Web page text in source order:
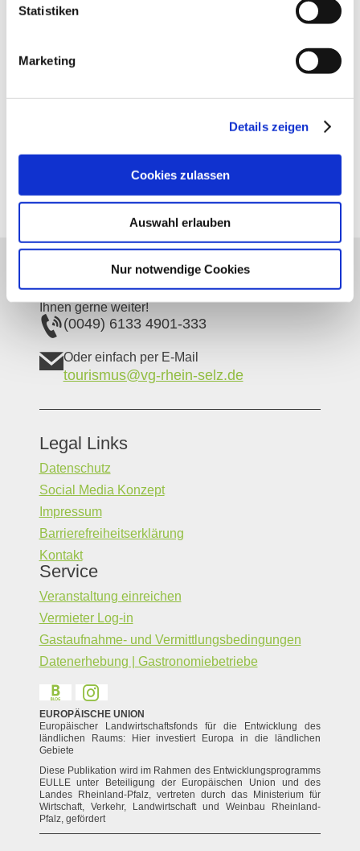
Statistiken
Marketing
Details zeigen
Cookies zulassen
Auswahl erlauben
Nur notwendige Cookies
Kontaktinformationen:
Weingut Manuel Engelhard
Tel:+49 6733 6298
weingutengelhard@t-online.de
Unser Servicekontakt:
Sie benötigen weitere Informationen? Wir helfen
Ihnen gerne weiter!
(0049) 6133 4901-333
Oder einfach per E-Mail
tourismus@vg-rhein-selz.de
Legal Links
Datenschutz
Social Media Konzept
Impressum
Barrierefreiheitserklärung
Kontakt
Service
Veranstaltung einreichen
Vermieter Log-in
Gastaufnahme- und Vermittlungsbedingungen
Datenerhebung | Gastronomiebetriebe
EUROPÄISCHE UNION
Europäischer Landwirtschaftsfonds für die Entwicklung des
ländlichen Raums: Hier investiert Europa in die ländlichen
Gebiete
Diese Publikation wird im Rahmen des Entwicklungsprogramms
EULLE unter Beteiligung der Europäischen Union und des
Landes Rheinland-Pfalz, vertreten durch das Ministerium für
Wirtschaft, Verkehr, Landwirtschaft und Weinbau Rheinland-
Pfalz, gefördert